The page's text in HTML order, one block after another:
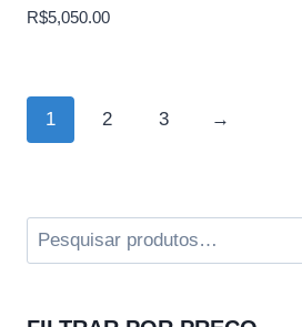
R$5,050.00
1 2 3 →
Pesquisar
por: